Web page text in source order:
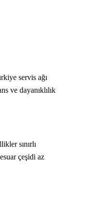
servis ağı
ve dayanıklılık
sınırlı
çeşidi az